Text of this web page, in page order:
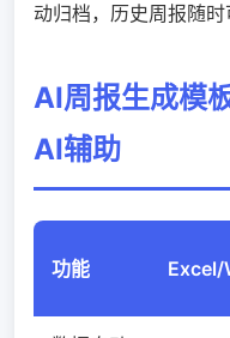
动归档，历史周报随时
AI周报生成模
AI辅助
功能 Excel/